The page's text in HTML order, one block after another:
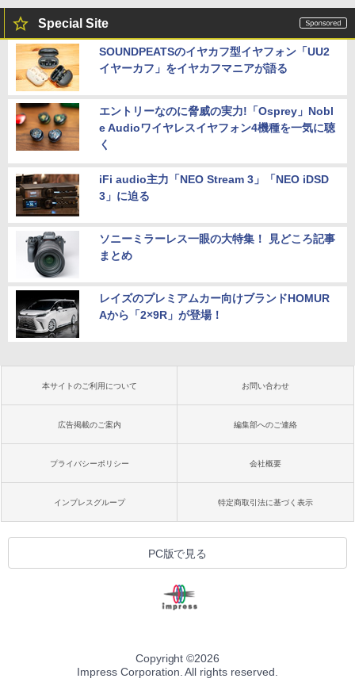
Special Site
SOUNDPEATSのイヤカフ型イヤフォン「UU2
イヤーカフ」をイヤカフマニアが語る
エントリーなのに脅威の実力!「Osprey」Nobl
e Audioワイヤレスイヤフォン4機種を一気に聴
く
iFi audio主力「NEO Stream 3」「NEO iDSD
3」に迫る
ソニーミラーレス一眼の大特集！ 見どころ記事
まとめ
レイズのプレミアムカー向けブランドHOMUR
Aから「2×9R」が登場！
本サイトのご利用について お問い合わせ
広告掲載のご案内 編集部へのご連絡
プライバシーポリシー 会社概要
インプレスグループ 特定商取引法に基づく表示
PC版で見る
Copyright ©2026
Impress Corporation. All rights reserved.